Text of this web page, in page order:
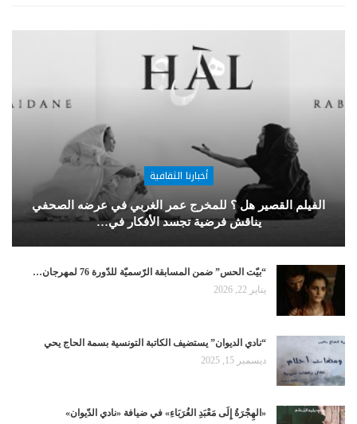
أخبارنا الثقافية
الفيلم القصير هل ؟ للمخرج عمر الغربي في عرضه الصحفي
يناقش فرضية تجسد الأفكار في…
“بيّت الحس” ضمن المسابقة الرّسميّة للدّورة 76 لمهرجان…
يناير 22, 2026
“نادي الديوان” يستضيف الكاتبة التونسية بسمة الحاج يحي
ديسمبر 15, 2025
«الهِجْرَةُ إِلَى مَعْبَدِ الغُرَبَاءِ» في ضيافة «نادي الدّيوان»